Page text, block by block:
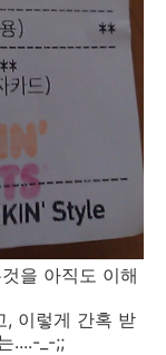
을 아직도 이해
, 이렇게 간혹 받
....-_-;;